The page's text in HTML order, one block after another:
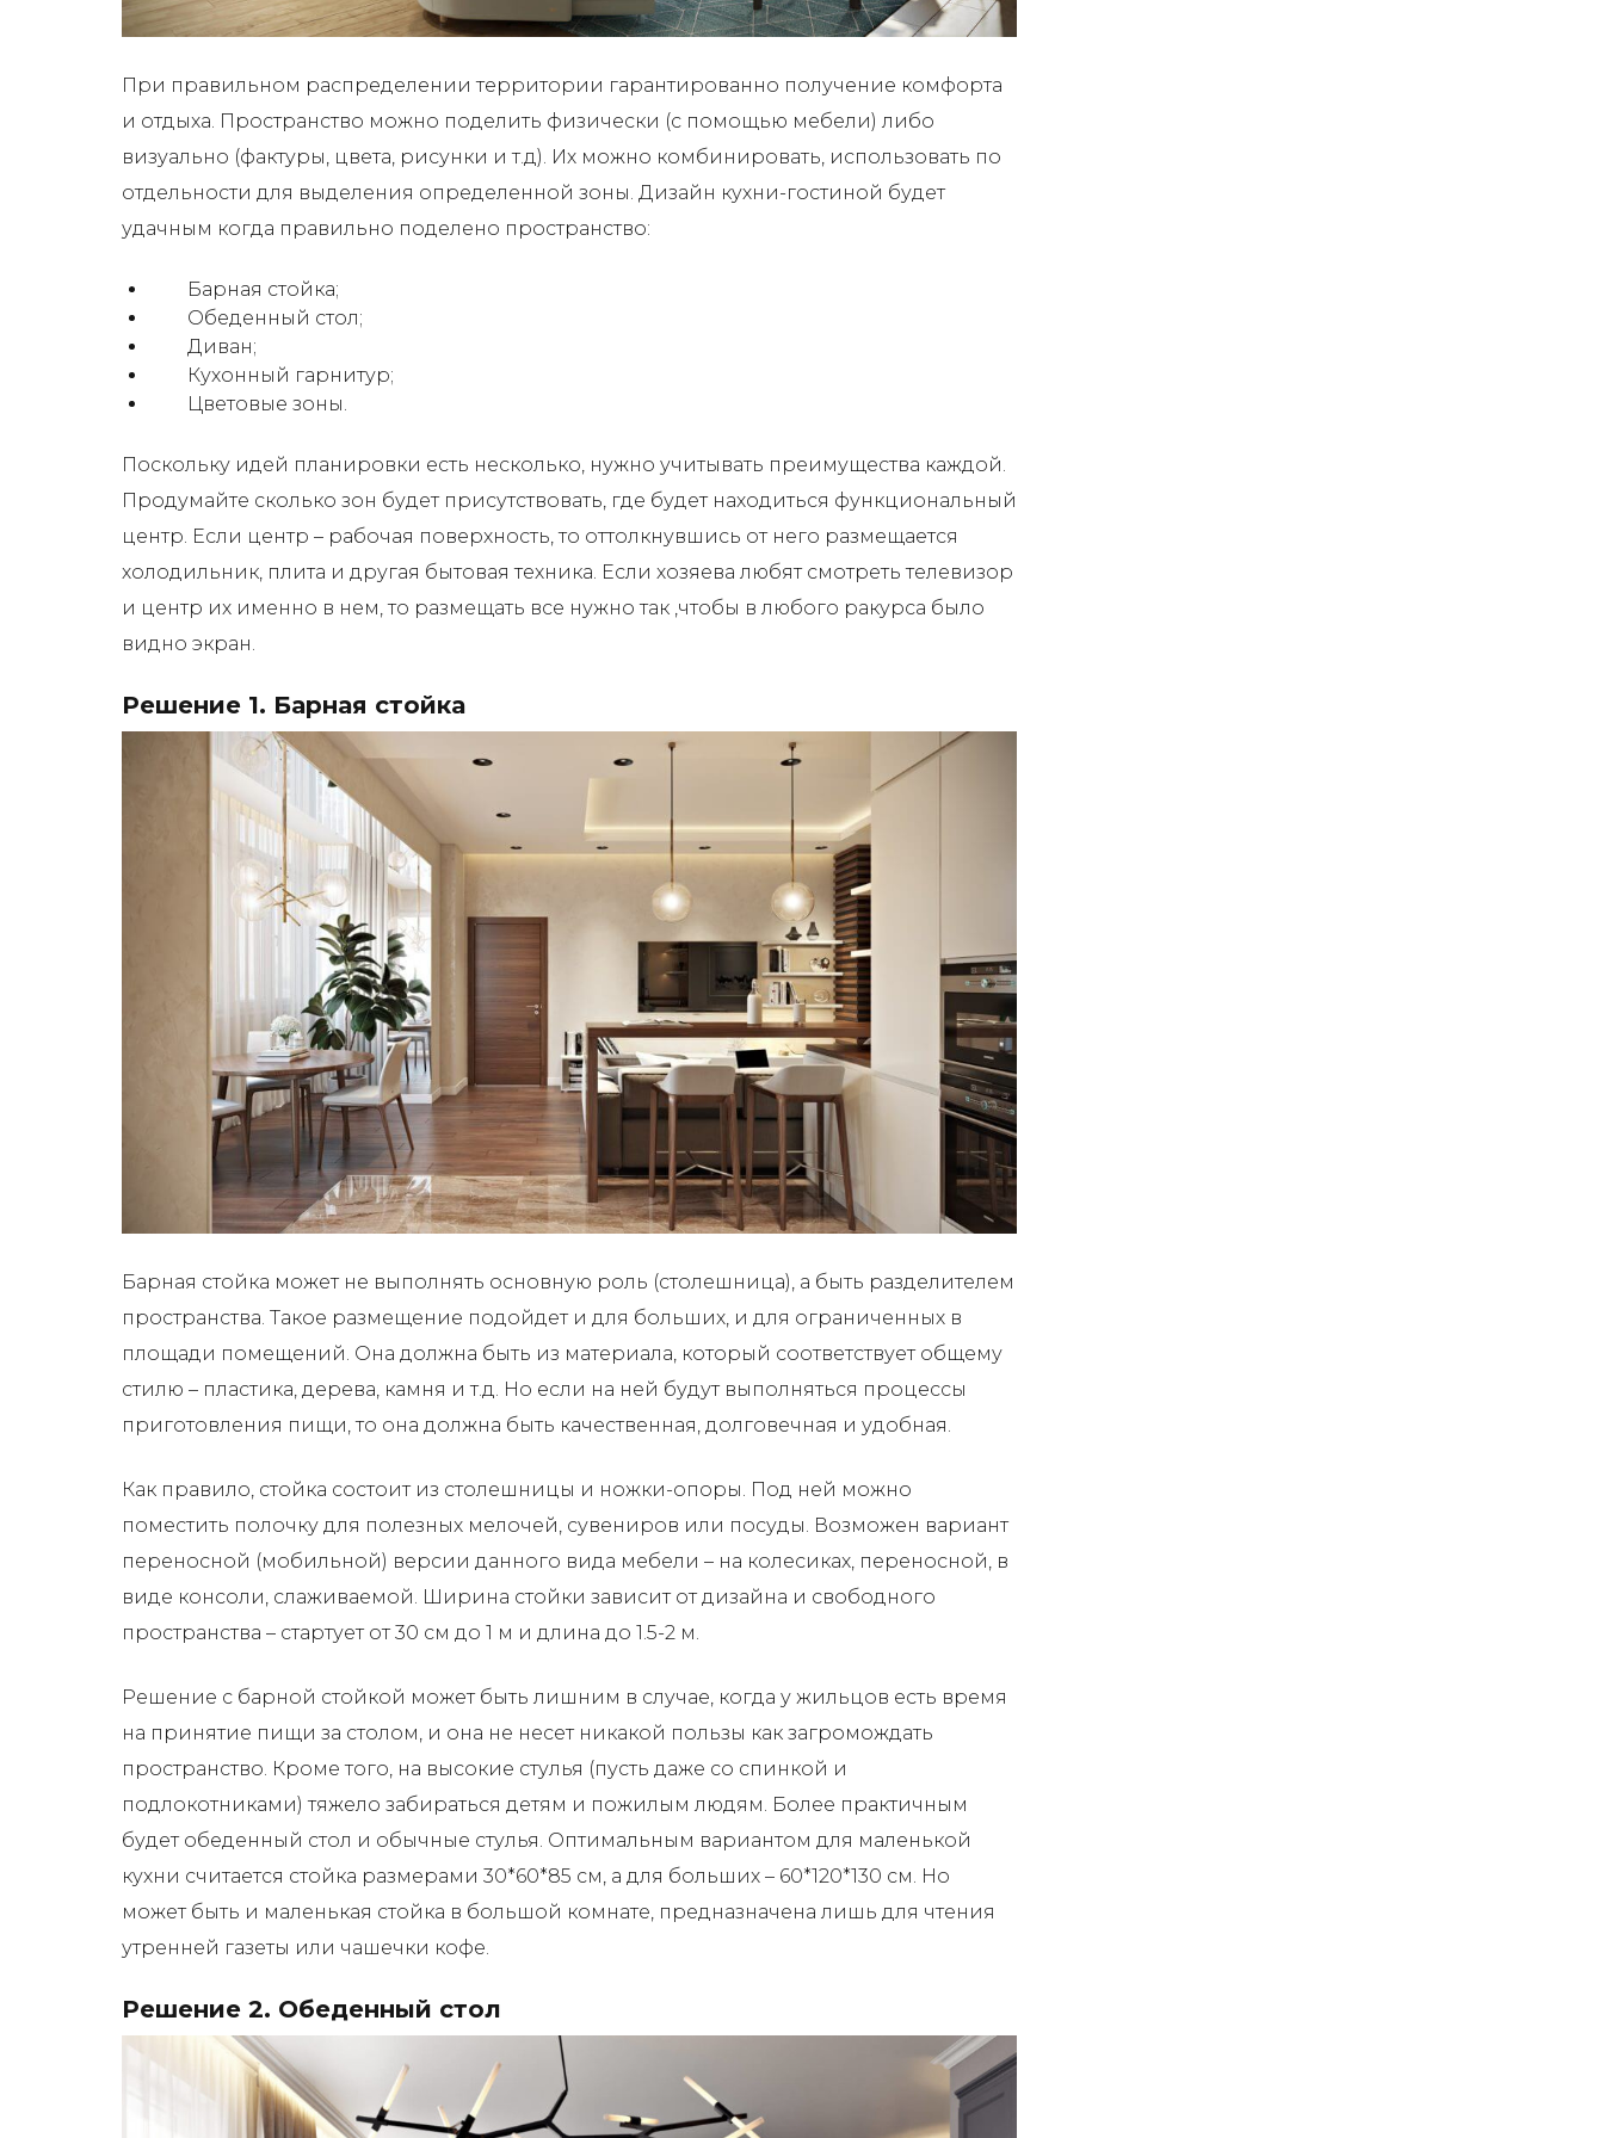
При правильном распределении территории гарантированно получение комфорта
и отдыха. Пространство можно поделить физически (с помощью мебели) либо
визуально (фактуры, цвета, рисунки и т.д). Их можно комбинировать, использовать по
отдельности для выделения определенной зоны. Дизайн кухни-гостиной будет
удачным когда правильно поделено пространство:
Барная стойка;
Обеденный стол;
Диван;
Кухонный гарнитур;
Цветовые зоны.
Поскольку идей планировки есть несколько, нужно учитывать преимущества каждой.
Продумайте сколько зон будет присутствовать, где будет находиться функциональный
центр. Если центр – рабочая поверхность, то оттолкнувшись от него размещается
холодильник, плита и другая бытовая техника. Если хозяева любят смотреть телевизор
и центр их именно в нем, то размещать все нужно так ,чтобы в любого ракурса было
видно экран.
Решение 1. Барная стойка
Барная стойка может не выполнять основную роль (столешница), а быть разделителем
пространства. Такое размещение подойдет и для больших, и для ограниченных в
площади помещений. Она должна быть из материала, который соответствует общему
стилю – пластика, дерева, камня и т.д. Но если на ней будут выполняться процессы
приготовления пищи, то она должна быть качественная, долговечная и удобная.
Как правило, стойка состоит из столешницы и ножки-опоры. Под ней можно
поместить полочку для полезных мелочей, сувениров или посуды. Возможен вариант
переносной (мобильной) версии данного вида мебели – на колесиках, переносной, в
виде консоли, слаживаемой. Ширина стойки зависит от дизайна и свободного
пространства – стартует от 30 см до 1 м и длина до 1.5-2 м.
Решение с барной стойкой может быть лишним в случае, когда у жильцов есть время
на принятие пищи за столом, и она не несет никакой пользы как загромождать
пространство. Кроме того, на высокие стулья (пусть даже со спинкой и
подлокотниками) тяжело забираться детям и пожилым людям. Более практичным
будет обеденный стол и обычные стулья. Оптимальным вариантом для маленькой
кухни считается стойка размерами 30*60*85 см, а для больших – 60*120*130 см. Но
может быть и маленькая стойка в большой комнате, предназначена лишь для чтения
утренней газеты или чашечки кофе.
Решение 2. Обеденный стол